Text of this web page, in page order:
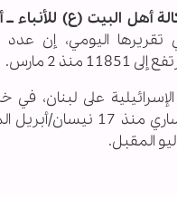
أهل البيت (ع) للأنباء ــ
تقريرها اليومي، إن
منذ 2 مارس.
على لبنان، في
إطلاق النار الهش الساري منذ
المقبل.